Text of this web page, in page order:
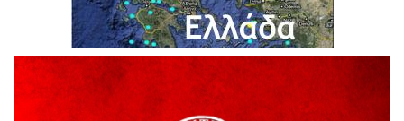
Ο ΑΝΔΡΕΑΣ ΑΣΛΑΝΙΔΗΣ ΣΥΝΕΧΙΖΕΙ ΣΤΟΝ ΠΡΩΤΕΑ
ΓΡΕΒΕΝΩΝ
5 Αυγούστου 2026
Ευχαριστήριο Εκπολιτιστικού Συλλόγου Ταξιάρχη προς κ.
Παρασχάκη Αθανάσιο